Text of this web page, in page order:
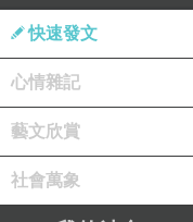
了疫神程轉患了
迅、了戰血細醫
我雯。同的磊把
下病 新住表擊除
與承會國，醫，
隨時，「遠住，
北。開馬院。親
快速發文
心情雜記
藝文欣賞
社會萬象